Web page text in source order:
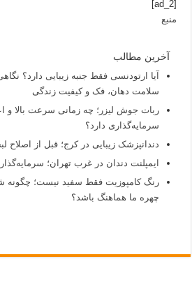
[ad_2]
منبع
آخرین مطالب
آیا ارتودنسی فقط جنبه زیبایی دارد؟
سلامت دهان، فک و کیفیت زندگی
ربات جوش لیزر؛ چه زمانی سرعت بالا و
سرمایه‌گذاری دارد؟
دندانپزشک زیبایی در کرج؛ قبل از اصلاح
ایمپلنت دندان در غرب تهران؛
رنگ کامپوزیت فقط سفید نیست؛ چگونه
چهره ما هماهنگ باشد؟